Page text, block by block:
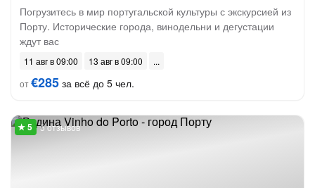
Погрузитесь в мир португальской культуры с экскурсией из
Порту. Исторические города, винодельни и дегустации
ждут вас
11 авг в 09:00
13 авг в 09:00
от€285 за всё до 5 чел.
5 отзывов